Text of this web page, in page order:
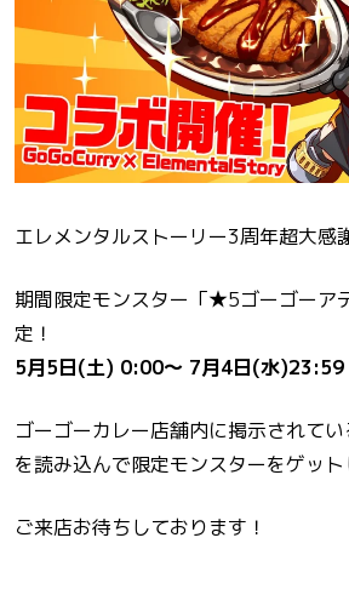
エレメンタルストーリー3周年超大感
期間限定モンスター「★5ゴーゴーア
定！
5月5日(土) 0:00〜 7月4日(水)23:59
ゴーゴーカレー店舗内に掲示されて
を読み込んで限定モンスターをゲット
ご来店お待ちしております！